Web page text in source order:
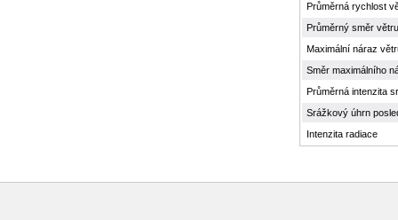
Průměrná rychlost
Průměrný směr větru
Maximální náraz
Směr maximálního
Průměrná intenzita
Srážkový úhrn
Intenzita radiace